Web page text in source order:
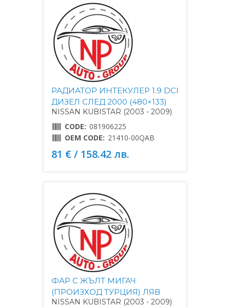
РАДИАТОР ИНТЕКУЛЕР 1.9 DCI
ДИЗЕЛ СЛЕД 2000 (480×133)
NISSAN KUBISTAR (2003 - 2009)
CODE: 081906225
OEM CODE: 21410-00QAB
81 € / 158.42 лв.
ФАР С ЖЪЛТ МИГАЧ
(ПРОИЗХОД ТУРЦИЯ) ЛЯВ
NISSAN KUBISTAR (2003 - 2009)